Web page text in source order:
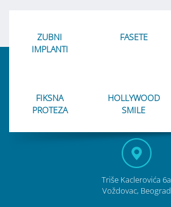
ZUBNI
IMPLANTI
FASETE
FIKSNA
PROTEZA
HOLLYWOOD
SMILE
Triše Kaclerovića 6a
Voždovac, Beograd